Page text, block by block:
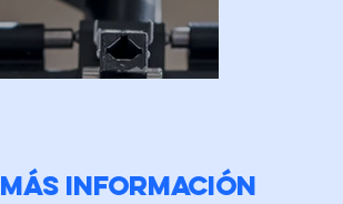
Más información